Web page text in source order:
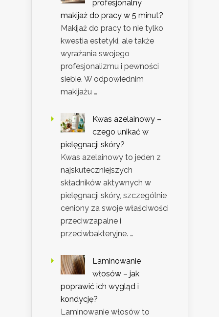
profesjonalny
makijaż do pracy w 5 minut?
Makijaż do pracy to nie tylko
kwestia estetyki, ale także
wyrażania swojego
profesjonalizmu i pewności
siebie. W odpowiednim
makijażu …
Kwas azelainowy –
czego unikać w
pielęgnacji skóry?
Kwas azelainowy to jeden z
najskuteczniejszych
składników aktywnych w
pielęgnacji skóry, szczególnie
ceniony za swoje właściwości
przeciwzapalne i
przeciwbakteryjne. …
Laminowanie
włosów – jak
poprawić ich wygląd i
kondycję?
Laminowanie włosów to